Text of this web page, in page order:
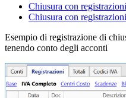
Chiusura con
Chiusura con
Esempio di registrazione di
tenendo conto degli acconti